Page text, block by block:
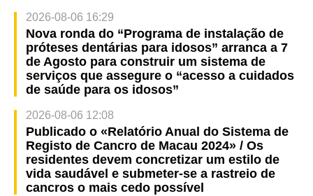
2026-08-06 16:29
Nova ronda do “Programa de instalação de
próteses dentárias para idosos” arranca a 7
de Agosto para construir um sistema de
serviços que assegure o “acesso a cuidados
de saúde para os idosos”
2026-08-06 12:08
Publicado o «Relatório Anual do Sistema de
Registo de Cancro de Macau 2024» / Os
residentes devem concretizar um estilo de
vida saudável e submeter-se a rastreio de
cancros o mais cedo possível